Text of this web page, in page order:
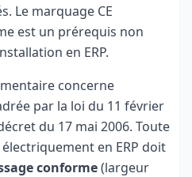
Le marquage CE
est un prérequis non
en ERP.
concerne
par la loi du 11 février
du 17 mai 2006. Toute
en ERP doit
conforme(largeur